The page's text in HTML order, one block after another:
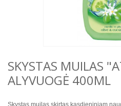
SKYSTAS MUILAS
ALYVUOGĖ 400ML